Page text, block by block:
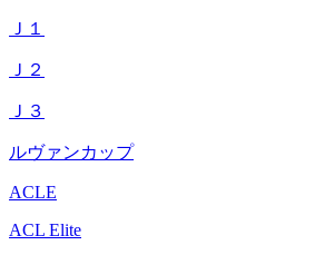
Ｊ１
Ｊ２
Ｊ３
ルヴァンカップ
ACLE
ACL Elite